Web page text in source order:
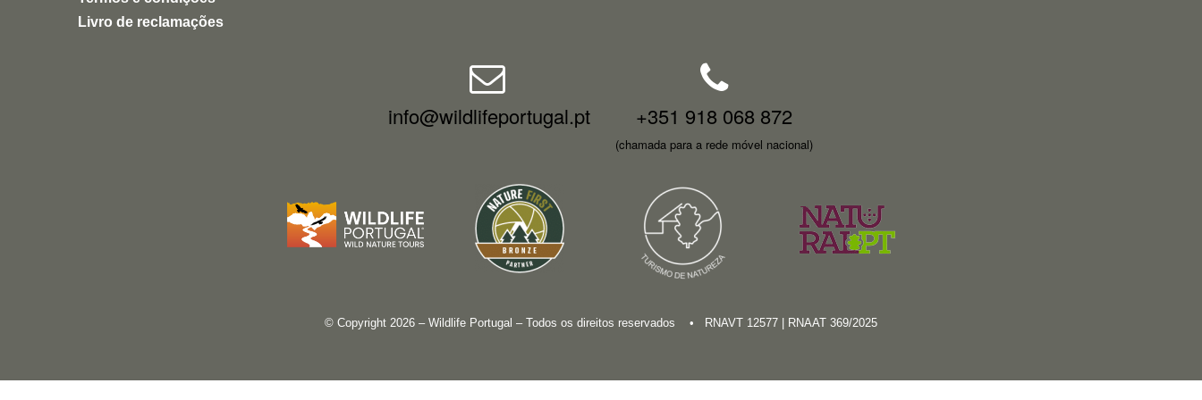
Uma experiência inspiradora, autêntica e
altamente recomendável para quem quer
Livro de reclamações
info@wildlifeportugal.pt +351 918 068 872
(chamada para a rede móvel nacional)
© Copyright 2026 – Wildlife Portugal – Todos os direitos reservados • RNAVT 12577 | RNAAT 369/2025